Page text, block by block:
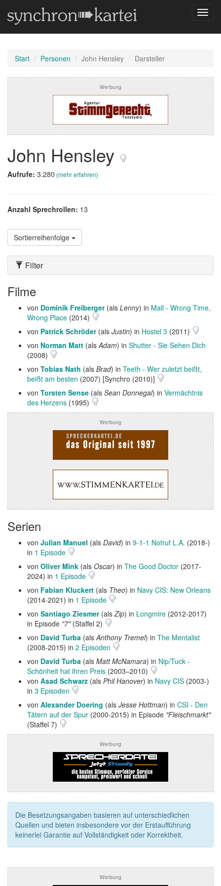
Start Personen John Hensley Darsteller
Werbung
John Hensley
Aufrufe: 3.280 (mehr erfahren)
Anzahl Sprechrollen: 13
Sortierreihenfolge
Filter
Filme
von Dominik Freiberger(als Lenny) in Mall - Wrong Time,
Wrong Place (2014)
von Patrick Schröder(als Justin) in Hostel 3 (2011)
von Norman Matt (alsAdam) in Shutter - Sie Sehen Dich
(2008)
von Tobias Nath (als Brad) in Teeth - Wer zuletzt beißt,
beißt am besten (2007) [Synchro (2010)]
von Torsten Sense (als Sean Donnegal) in Vermächtnis
des Herzens (1995)
Werbung
Serien
von Julian Manuel (als David) in 9-1-1 Notruf L.A. (2018-)
in 1 Episode
von Oliver Mink (als Oscar) in The Good Doctor (2017-
2024) in 1 Episode
von Fabian Kluckert (als Theo) in Navy CIS: New Orleans
(2014-2021) in 1 Episode
von Santiago Ziesmer(alsZip) in Longmire (2012-2017)
in Episode "7"(Staffel 2)
von David Turba (alsAnthony Tremel) in The Mentalist
(2008-2015) in 2 Episoden
von David Turba (als Matt McNamara) in Nip/Tuck -
Schönheit hat ihren Preis (2003–2010)
von Asad Schwarz (als Phil Hanover) in Navy CIS (2003-)
in 3 Episoden
von Alexander Doering (als Jesse Hottman) in CSI - Den
Tätern auf der Spur (2000-2015) in Episode "Fleischmarkt"
(Staffel 7)
Werbung
Die Besetzungsangaben basieren auf unterschiedlichen
Quellen und bieten insbesondere vor der Erstaufführung
keinerlei Garantie auf Vollständigkeit oder Korrektheit.
Werbung